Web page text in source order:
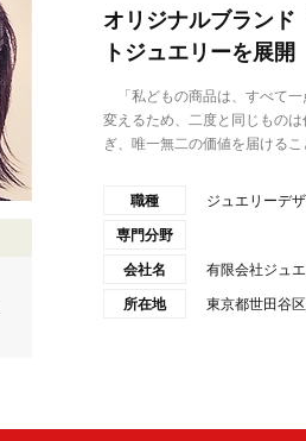
オリジナルブランド
トジュエリーを展開
「私どもの商品は、すべて一
変えるため、二度と同じもの
ぎ、唯一無二の価値を届けるこ
職種 ジュエリーデ
専門分野
会社名 有限会社ジュ
所在地 東京都世田谷